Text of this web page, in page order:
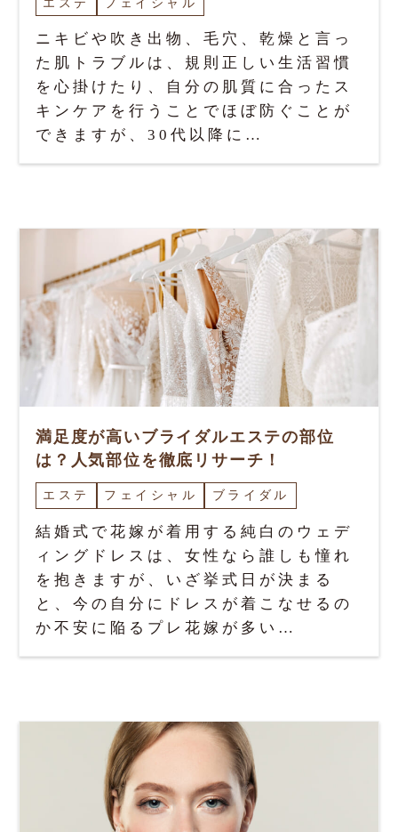
ニキビや吹き出物、毛穴、乾燥と言っ
た肌トラブルは、規則正しい生活習慣
を心掛けたり、自分の肌質に合ったス
キンケアを行うことでほぼ防ぐことが
できますが、30代以降に…
満足度が高いブライダルエステの部位
は？人気部位を徹底リサーチ！
エステ フェイシャル ブライダル
結婚式で花嫁が着用する純白のウェデ
ィングドレスは、女性なら誰しも憧れ
を抱きますが、いざ挙式日が決まる
と、今の自分にドレスが着こなせるの
か不安に陥るプレ花嫁が多い…